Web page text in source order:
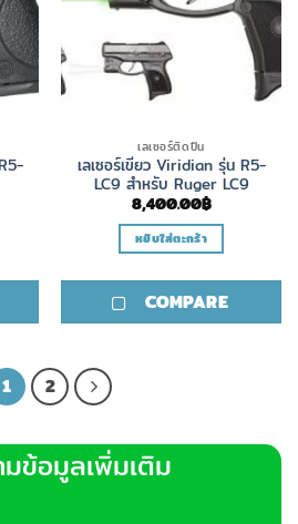
เลเซอร์ติดปืน
เลเซอร์เขียว Viridian รุ่น R5-
LC9 สำหรับ Ruger LC9
8,400.00฿
หยิบใส่ตะกร้า
COMPARE
1 2
ข้อมูลเพิ่มเติม